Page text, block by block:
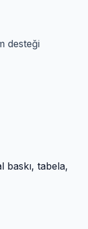
desteği
baskı, tabela,